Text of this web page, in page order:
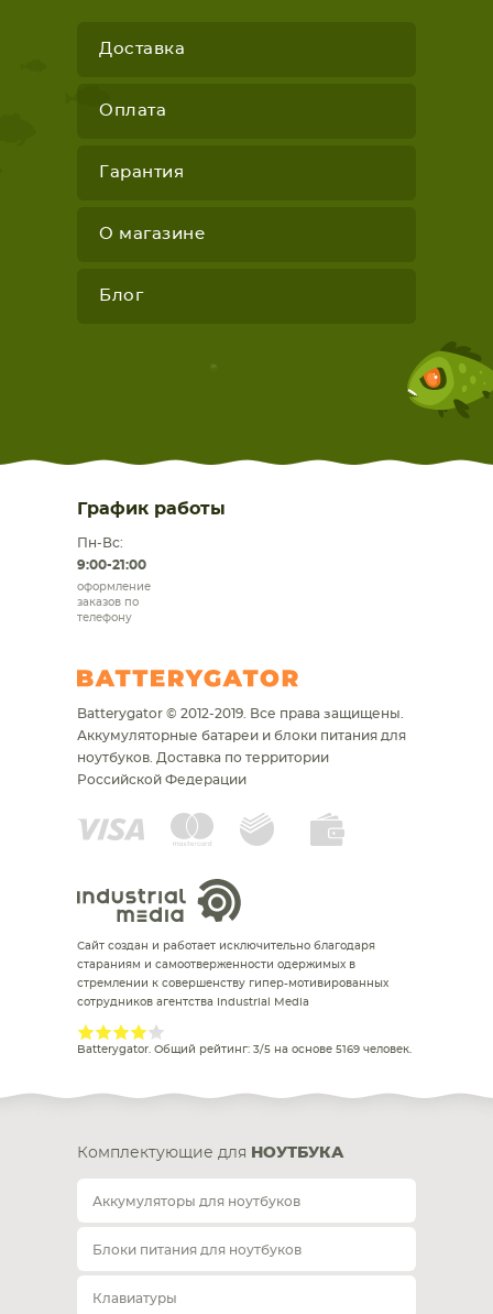
Доставка
Оплата
Гарантия
О магазине
Блог
График работы
Пн-Вс:
9:00-21:00
оформление
заказов по
телефону
Batterygator © 2012-2019. Все права защищены.
Аккумуляторные батареи и блоки питания для
ноутбуков. Доставка по территории
Российской Федерации
Сайт создан и работает исключительно благодаря
стараниям и самоотверженности одержимых в
стремлении к совершенству гипер-мотивированных
сотрудников агентства Industrial Media
Batterygator. Общий рейтинг: 3/5 на основе 5169 человек.
Комплектующие для НОУТБУКА
Аккумуляторы для ноутбуков
Блоки питания для ноутбуков
Клавиатуры